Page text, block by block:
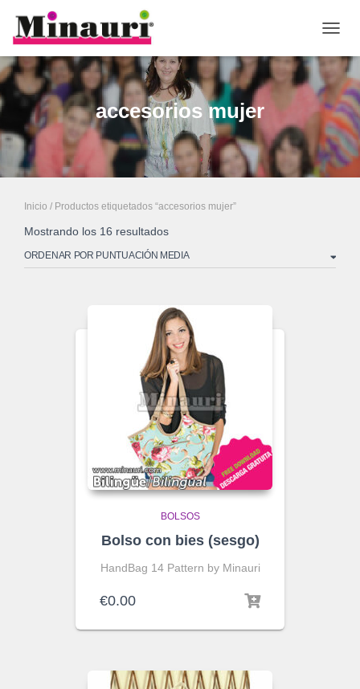
accesorios mujer
Inicio / Productos etiquetados “accesorios mujer”
Mostrando los 16 resultados
BOLSOS
Bolso con bies (sesgo)
HandBag 14 Pattern by Minauri
€0.00